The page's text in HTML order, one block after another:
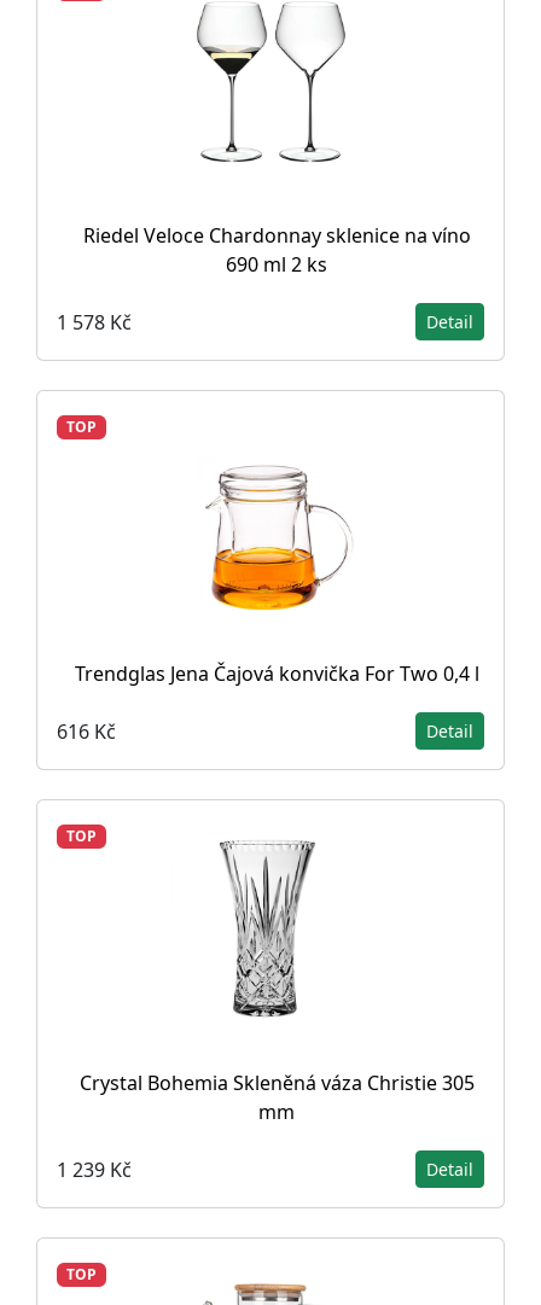
Riedel Veloce Chardonnay sklenice na víno
690 ml 2 ks
1 578 Kč Detail
TOP
Trendglas Jena Čajová konvička For Two 0,4 l
616 Kč Detail
TOP
Crystal Bohemia Skleněná váza Christie 305
mm
1 239 Kč Detail
TOP